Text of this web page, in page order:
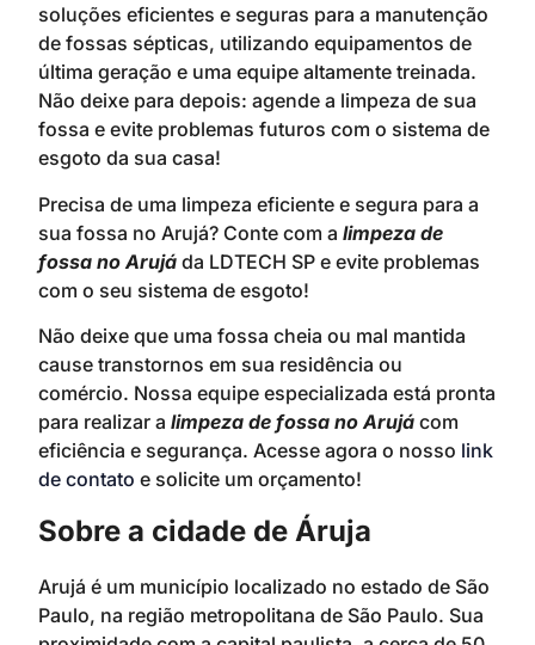
soluções eficientes e seguras para a manutenção
de fossas sépticas, utilizando equipamentos de
última geração e uma equipe altamente treinada.
Não deixe para depois: agende a limpeza de sua
fossa e evite problemas futuros com o sistema de
esgoto da sua casa!
Precisa de uma limpeza eficiente e segura para a
sua fossa no Arujá? Conte com a limpeza de
fossa no Arujá da LDTECH SP e evite problemas
com o seu sistema de esgoto!
Não deixe que uma fossa cheia ou mal mantida
cause transtornos em sua residência ou
comércio. Nossa equipe especializada está pronta
para realizar a limpeza de fossa no Arujá com
eficiência e segurança. Acesse agora o nosso link
de contato e solicite um orçamento!
Sobre a cidade de Áruja
Arujá é um município localizado no estado de São
Paulo, na região metropolitana de São Paulo. Sua